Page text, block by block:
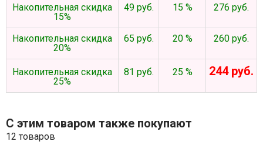
Накопительная скидка
15%
49 руб. 15 % 276 руб.
Накопительная скидка
20%
65 руб. 20 % 260 руб.
Накопительная скидка
25%
81 руб. 25 % 244 руб.
С этим товаром также покупают
12 товаров